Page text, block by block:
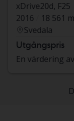
xDrive20d, F25
2016
18 561
Svedala
Utgångspris
En värdering